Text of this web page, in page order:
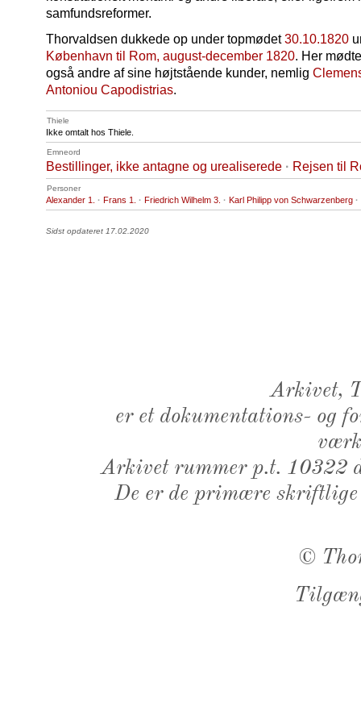
samfundsreformer.
Thorvaldsen dukkede op under topmødet30.10.1820
København til Rom, august-december 1820. Her
også andre af sine højtstående kunder, nemlig
Antoniou Capodistrias.
Thiele
Ikke omtalt hos Thiele.
Emneord
Bestillinger, ikke antagne og urealiserede · Rejsen til
Personer
Alexander 1. · Frans 1. · Friedrich Wilhelm 3. · Karl Philipp von Schwarzenberg ·
Sidst opdateret 17.02.2020
Arkivet,
er et dokumentations- og
Arkivet rummer p.t. 10322
De er de primære
©